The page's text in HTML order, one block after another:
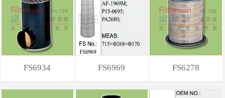
FS6934 FS6969 FS6278